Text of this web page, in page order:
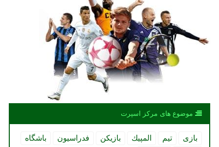
موضوع های مركز اسپرت
بازی تیم المپیك بازیكن فدراسیون
باشگاه